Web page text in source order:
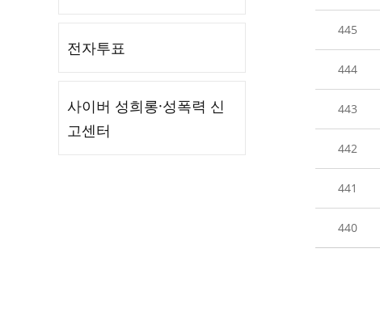
전자투표
사이버 성희롱·성폭력 신
고센터
445
444
443
442
441
440